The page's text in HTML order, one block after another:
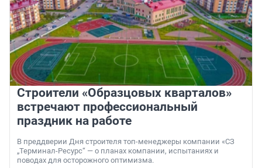
Строители «Образцовых кварталов»
встречают профессиональный
праздник на работе
В преддверии Дня строителя топ-менеджеры компании «СЗ
„Терминал-Ресурс“ — о планах компании, испытаниях и
поводах для осторожного оптимизма.